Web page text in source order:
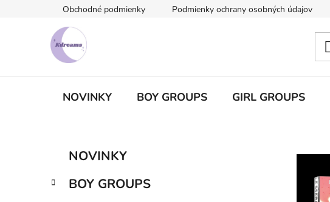
Obchodné podmienky Podmienky ochrany osobných údajov
NOVINKY BOY GROUPS GIRL GROUPS
č
Preskočiť
kategórie
e
NOVINKY
BOY GROUPS